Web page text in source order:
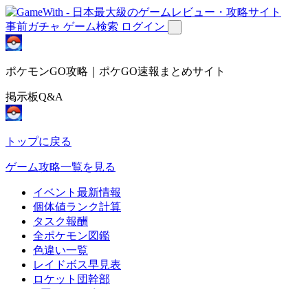
事前ガチャ ゲーム検索 ログイン
ポケモンGO攻略｜ポケGO速報まとめサイト
掲示板Q&A
トップに戻る
ゲーム攻略一覧を見る
イベント最新情報
個体値ランク計算
タスク報酬
全ポケモン図鑑
色違い一覧
レイドボス早見表
ロケット団幹部